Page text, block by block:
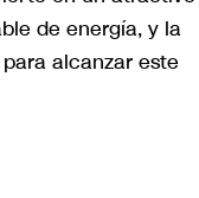
de energía, y la
alcanzar este